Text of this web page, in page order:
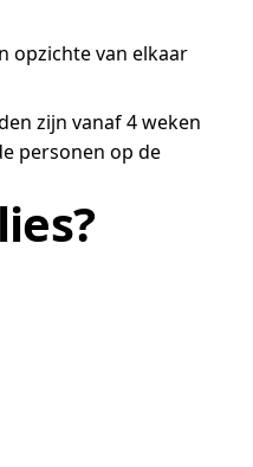
opzichte van elkaar
zijn vanaf 4 weken
personen op de